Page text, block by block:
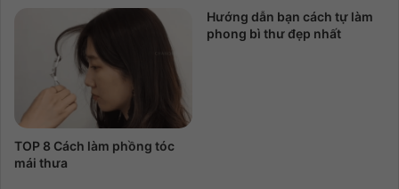
TOP 8 Cách làm phồng tóc
mái thưa
Hướng dẫn bạn cách tự làm
phong bì thư đẹp nhất